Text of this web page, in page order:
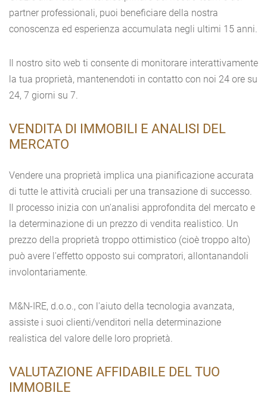
partner professionali, puoi beneficiare della nostra
conoscenza ed esperienza accumulata negli ultimi 15 anni.
Il nostro sito web ti consente di monitorare interattivamente
la tua proprietà, mantenendoti in contatto con noi 24 ore su
24, 7 giorni su 7.
VENDITA DI IMMOBILI E ANALISI DEL
MERCATO
Vendere una proprietà implica una pianificazione accurata
di tutte le attività cruciali per una transazione di successo.
Il processo inizia con un'analisi approfondita del mercato e
la determinazione di un prezzo di vendita realistico. Un
prezzo della proprietà troppo ottimistico (cioè troppo alto)
può avere l'effetto opposto sui compratori, allontanandoli
involontariamente.
M&N-IRE, d.o.o., con l'aiuto della tecnologia avanzata,
assiste i suoi clienti/venditori nella determinazione
realistica del valore delle loro proprietà.
VALUTAZIONE AFFIDABILE DEL TUO
IMMOBILE